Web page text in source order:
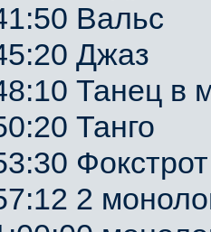
Вальс
Джаз
Танец в
Танго
Фокстрот
2